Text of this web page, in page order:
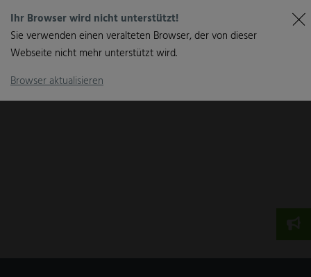
Ihr Browser wird nicht unterstützt!
Sie verwenden einen veralteten Browser, der von dieser
Webseite nicht mehr unterstützt wird.
Browser aktualisieren